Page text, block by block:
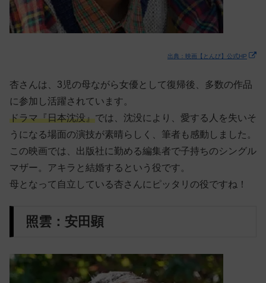
出典：映画【とんび】公式HP
杏さんは、3児の母ながら女優として復帰後、多数の作品
に参加し活躍されています。
ドラマ『日本沈没』では、沈没により、愛する人を失いそ
うになる場面の演技が素晴らしく、筆者も感動しました。
この映画では、出版社に勤める編集者で子持ちのシングル
マザー。アキラと結婚するという役です。
母となって自立している杏さんにピッタリの役ですね！
照雲：安田顕